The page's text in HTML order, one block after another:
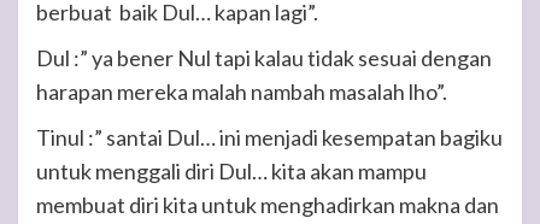
berbuat baik Dul… kapan lagi”.
Dul :” ya bener Nul tapi kalau tidak sesuai dengan
harapan mereka malah nambah masalah lho”.
Tinul :” santai Dul… ini menjadi kesempatan bagiku
untuk menggali diri Dul… kita akan mampu
membuat diri kita untuk menghadirkan makna dan